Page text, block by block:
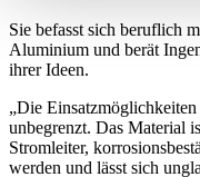
Sie befasst sich beruflich
Aluminium und berät
ihrer Ideen.
„Die
unbegrenzt. Das Material
Stromleiter,
werden und lässt sich